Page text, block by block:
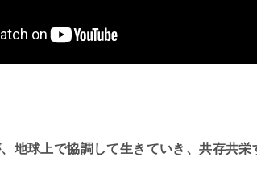
地球上で協調して生きていき、共存共栄